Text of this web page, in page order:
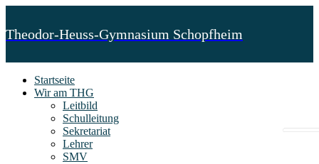
Theodor-Heuss-Gymnasium Schopfheim
Startseite
Wir am THG
Leitbild
Schulleitung
Sekretariat
Lehrer
SMV